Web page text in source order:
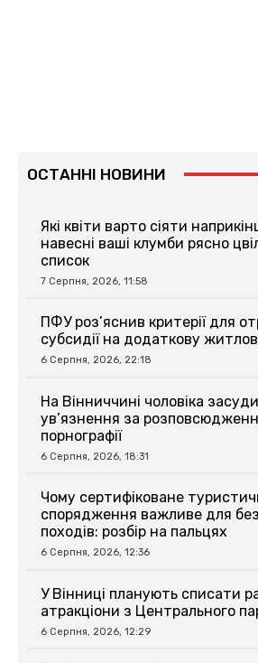
ОСТАННІ НОВИНИ
Які квіти варто сіяти
навесні ваші клумби рясно
список
7 Серпня, 2026, 11:58
ПФУ роз’яснив критерії для
субсидії на додаткову
6 Серпня, 2026, 22:18
На Вінниччині чоловіка
ув’язнення за
порнографії
6 Серпня, 2026, 18:31
Чому сертифіковане
спорядження важливе для
походів: розбір на пальцях
6 Серпня, 2026, 12:36
У Вінниці планують списати
атракціони з Центрального
6 Серпня, 2026, 12:29